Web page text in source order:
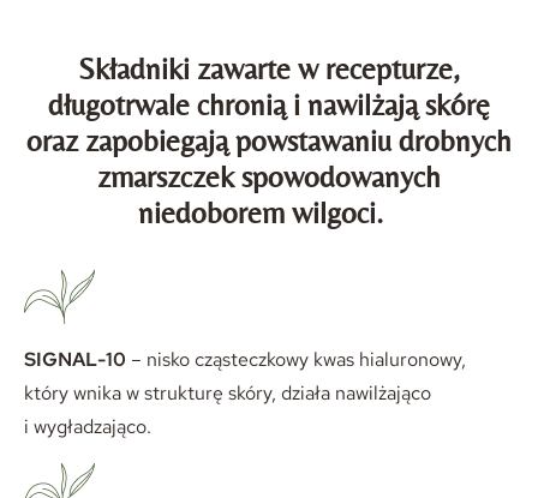
Składniki zawarte w recepturze,
długotrwale chronią i nawilżają skórę
oraz zapobiegają powstawaniu drobnych
zmarszczek spowodowanych
niedoborem wilgoci.
SIGNAL-10 – nisko cząsteczkowy kwas hialuronowy,
który wnika w strukturę skóry, działa nawilżająco
i wygładzająco.